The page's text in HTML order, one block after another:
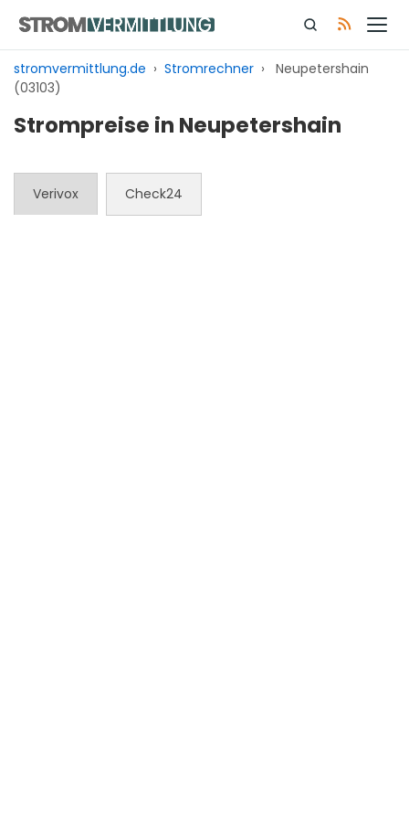
Inhalt
springen
stromvermittlung.de › Stromrechner › Neupetershain
(03103)
Strompreise in Neupetershain
Verivox Check24